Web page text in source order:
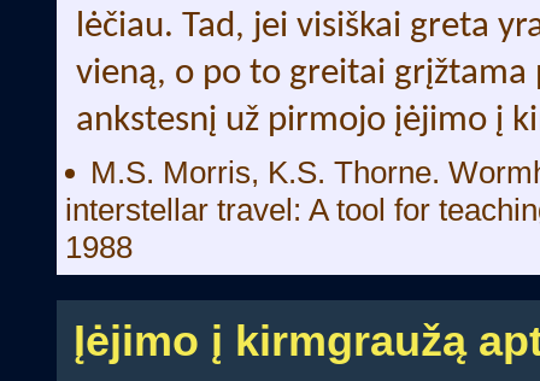
lėčiau. Tad, jei visiškai greta
vieną, o po to greitai
ankstesnį už pirmojo įėjimo į
M.S. Morris, K.S. Thorne.
interstellar travel: A tool for
1988
Įėjimo į kirmgraužą